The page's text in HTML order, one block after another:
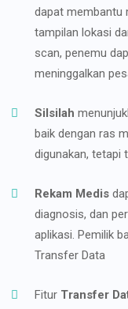
dapat membantu
tampilan lokasi
scan, penemu
meninggalkan
Silsilah
baik dengan ras
digunakan, tetapi
Rekam Medis
diagnosis, dan
aplikasi. Pemilik
Transfer Data
Fitur Transfer